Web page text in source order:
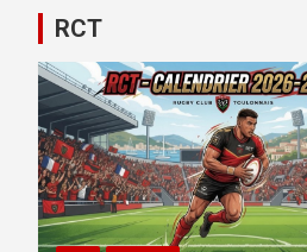
RCT